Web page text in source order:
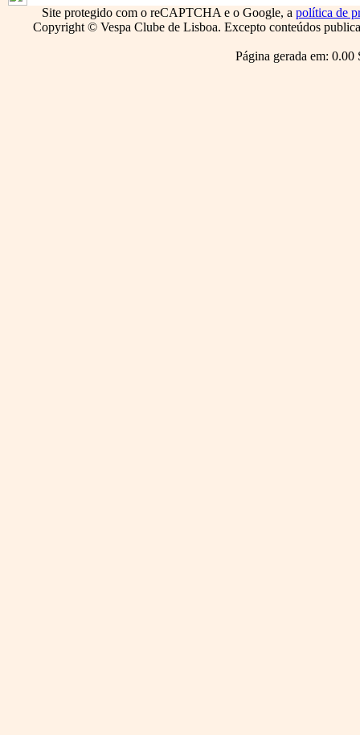
Site protegido com o reCAPTCHA e o Google, a política de
Copyright © Vespa Clube de Lisboa. Excepto conteúdos
Página gerada em: 0.00